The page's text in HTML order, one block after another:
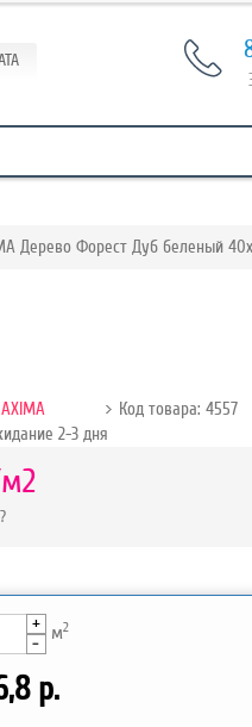
Дерево Форест Дуб беленый
AXIMA
Код товара: 4557
2-3 дня
+
- м2
р.